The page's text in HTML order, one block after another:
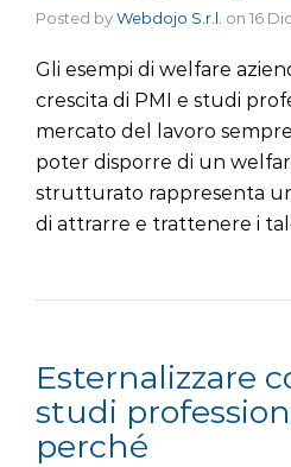
Posted byWebdojo S.r.l. on 16
Gli esempi di welfare
crescita di PMI e studi
mercato del lavoro
poter disporre di un
strutturato rappresenta
di attrarre e trattenere i
Esternalizzare
studi
perché